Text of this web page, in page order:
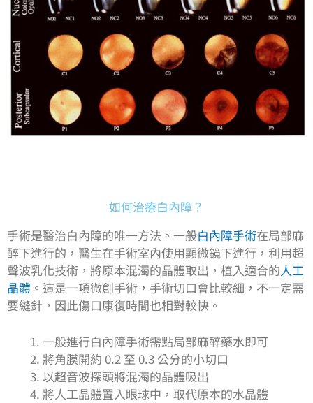
如何治療白內障？
手術是醫治白內障的唯一方法。一般白內障手術在局部麻
醉下進行的，醫生在手術室內使用顯微鏡下進行，利用超
聲波乳化技術，將原本混濁的晶體取出，植入適合的人工
晶體 。這是一項微創手術，手術切口會比較細，不一定需
要縫針，因此傷口康復時間也相對較快。
一般進行白內障手術需點局部麻醉藥水即可
將角膜開約 0.2 至 0.3 公分的小切口
以超音波探頭將混濁的晶體吸出
將人工晶體置入眼球中，取代原本的水晶體